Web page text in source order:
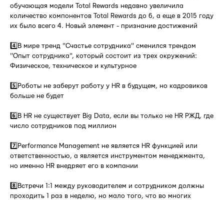
обучающая модели Total Rewards недавно увеличила
количество компонентов Total Rewards до 6, а еще в 2015 году
их было всего 4. Новый элемент - признание достижений
4️⃣В мире тренд "Счастье сотрудника" сменился трендом
"Опыт сотрудника", который состоит из трех окружений:
Физическое, техническое и культурное
5️⃣Роботы не заберут работу у HR в будущем, но кадровиков
больше не будет
6️⃣В HR не существует Big Data, если вы только не HR РЖД, где
число сотрудников под миллион
7️⃣Performance Management не является HR функцией или
ответственностью, а является инструментом менеджмента,
но именно HR внедряет его в компании
8️⃣Встречи 1:1 между руководителем и сотрудником должны
проходить 1 раз в неделю, но мало того, что во многих